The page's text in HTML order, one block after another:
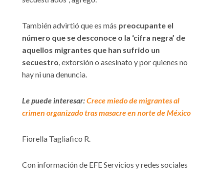
También advirtió que es más preocupante el
número que se desconoce o la ‘cifra negra’ de
aquellos migrantes que han sufrido un
secuestro, extorsión o asesinato y por quienes no
hay ni una denuncia.
Le puede interesar:Crece miedo de migrantes al
crimen organizado tras masacre en norte de México
Fiorella Tagliafico R.
Con información de EFE Servicios y redes sociales